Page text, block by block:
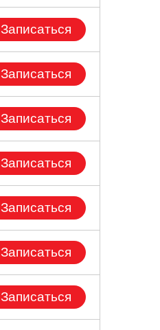
Записаться
Записаться
Записаться
Записаться
Записаться
Записаться
Записаться